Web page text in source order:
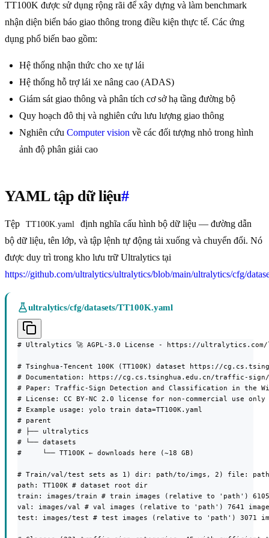
TT100K được sử dụng rộng rãi để xây dựng và làm benchmark
nhận diện biển báo giao thông trong điều kiện thực tế. Các ứng
dụng phổ biến bao gồm:
Hệ thống nhận thức cho xe tự lái
Hệ thống hỗ trợ lái xe nâng cao (ADAS)
Giám sát giao thông và phân tích cơ sở hạ tầng đường bộ
Quy hoạch đô thị và nghiên cứu lưu lượng giao thông
Nghiên cứu Computer vision về các đối tượng nhỏ trong hình
ảnh độ phân giải cao
YAML tập dữ liệu#
Tệp TT100K.yaml
định nghĩa cấu hình bộ dữ liệu — đường dẫn
bộ dữ liệu, tên lớp, và tập lệnh tự động tải xuống và chuyển đổi. Nó
được duy trì trong kho lưu trữ Ultralytics tại
https://github.com/ultralytics/ultralytics/blob/main/ultralytics/cfg/
ultralytics/cfg/datasets/TT100K.yaml
# Ultralytics 🚀 AGPL-3.0 License - https://ultralytics.com/
# Tsinghua-Tencent 100K (TT100K) dataset https://
# Documentation: https://cg.cs.tsinghua.edu.cn/traffic-
# Paper: Traffic-Sign Detection and Classification in the
# License: CC BY-NC 2.0 license for non-commercial use only
# Example usage: yolo train data=TT100K.yaml
# parent
# ├── ultralytics
# └── datasets
#     └── TT100K ← downloads here (~18 GB)
# Train/val/test sets as 1) dir: path/to/imgs, 2) file:
path: TT100K # dataset root dir
train: images/train # train images (relative to 'path') 6105
val: images/val # val images (relative to 'path') 7641
test: images/test # test images (relative to 'path') 3071